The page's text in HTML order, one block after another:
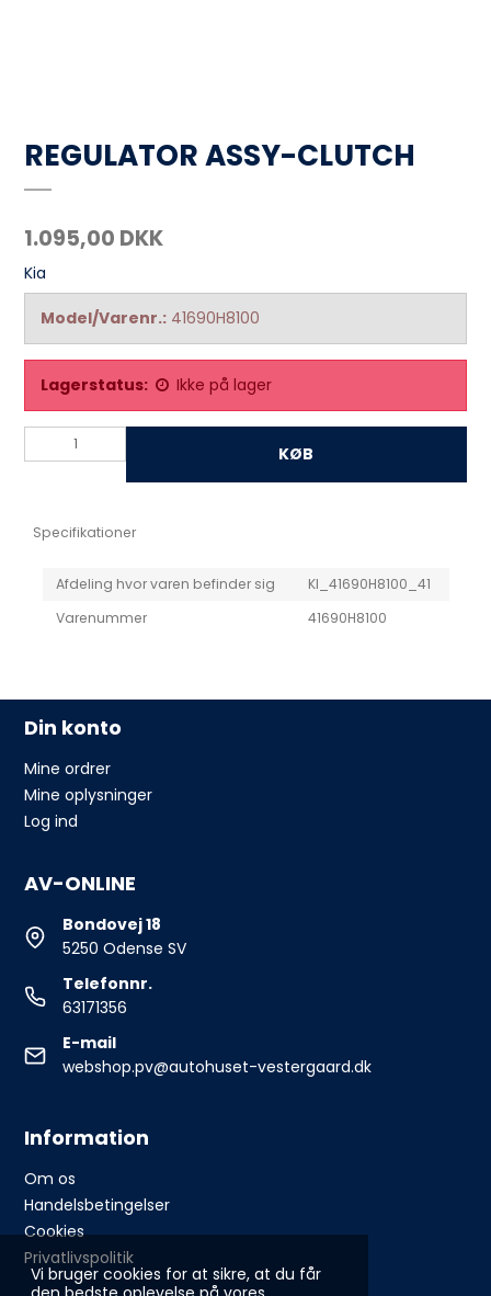
Vi bruger cookies for at sikre, at du får
REGULATOR ASSY-CLUTCH
1.095,00 DKK
Kia
Model/Varenr.: 41690H8100
Lagerstatus: Ikke på lager
KØB
Specifikationer
Afdeling hvor varen befinder sig
KI_41690H8100_41
Varenummer
41690H8100
Din konto
Mine ordrer
Mine oplysninger
Log ind
AV-ONLINE
Bondovej 18
5250 Odense SV
Telefonnr.
63171356
E-mail
webshop.pv@autohuset-vestergaard.dk
Information
Om os
Handelsbetingelser
Cookies
Privatlivspolitik